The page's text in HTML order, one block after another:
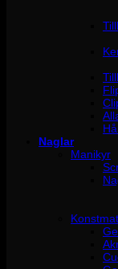
Naglar
Manikyr